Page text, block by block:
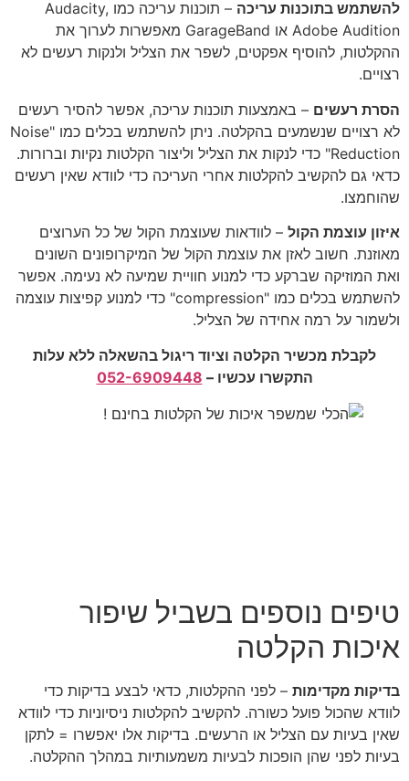
להשתמש בתוכנות עריכה
– תוכנות עריכה כמו Audacity,
Adobe Audition או GarageBand מאפשרות לערוך את
ההקלטות, להוסיף אפקטים, לשפר את הצליל ולנקות רעשים לא
רצויים.
הסרת רעשים – באמצעות תוכנות עריכה, אפשר להסיר רעשים
לא רצויים שנשמעים בהקלטה. ניתן להשתמש בכלים כמו "Noise
Reduction" כדי לנקות את הצליל וליצור הקלטות נקיות וברורות.
כדאי גם להקשיב להקלטות אחרי העריכה כדי לוודא שאין רעשים
שהוחמצו.
איזון עוצמת הקול – לוודאות שעוצמת הקול של כל הערוצים
מאוזנת. חשוב לאזן את עוצמת הקול של המיקרופונים השונים
ואת המוזיקה שברקע כדי למנוע חוויית שמיעה לא נעימה. אפשר
להשתמש בכלים כמו "compression" כדי למנוע קפיצות עוצמה
ולשמור על רמה אחידה של הצליל.
לקבלת מכשיר הקלטה וציוד ריגול בהשאלה ללא עלות
התקשרו עכשיו – 052-6909448
טיפים נוספים בשביל שיפור
איכות הקלטה
בדיקות מקדימות – לפני ההקלטות, כדאי לבצע בדיקות כדי
לוודא שהכול פועל כשורה. להקשיב להקלטות ניסיוניות כדי לוודא
שאין בעיות עם הצליל או הרעשים. בדיקות אלו יאפשרו = לתקן
בעיות לפני שהן הופכות לבעיות משמעותיות במהלך ההקלטה.